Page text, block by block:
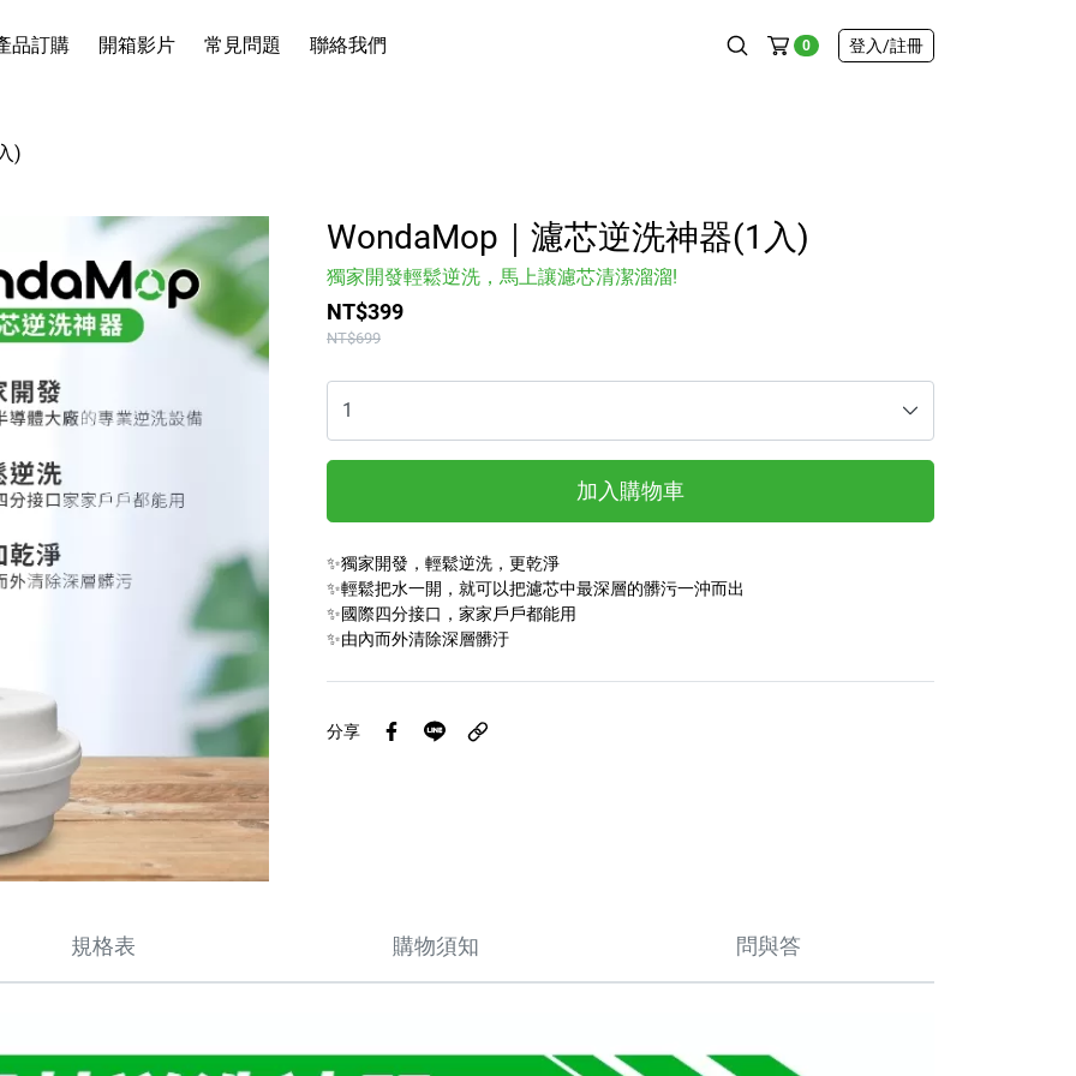
品訂購
活館
外館
行館
感床包
開箱影片 常見問題 聯絡我們 0 登入 /註冊
)
WondaMop｜濾芯逆洗神器(1入)
獨家開發輕鬆逆洗，馬上讓濾芯清潔溜溜!
NT$399
NT$699
加入購物車
✨獨家開發，輕鬆逆洗，更乾淨
✨輕鬆把水一開，就可以把濾芯中最深層的髒污一沖而出
✨國際四分接口，家家戶戶都能用
✨由內而外清除深層髒汙
分享
規格表 購物須知 問與答